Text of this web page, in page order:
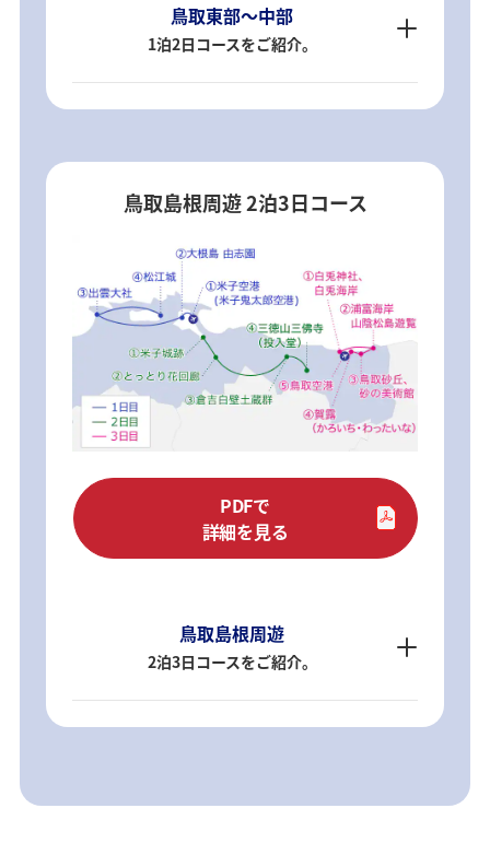
鳥取東部～中部
1泊2日コースをご紹介。
鳥取島根周遊 2泊3日コース
PDFで
詳細を見る
鳥取島根周遊
2泊3日コースをご紹介。